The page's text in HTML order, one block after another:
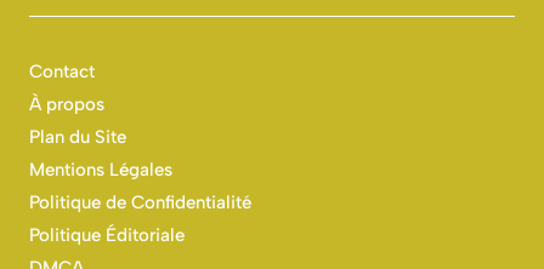
Contact
À propos
Plan du Site
Mentions Légales
Politique de Confidentialité
Politique Éditoriale